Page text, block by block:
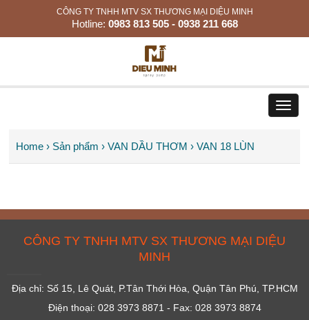
CÔNG TY TNHH MTV SX THƯƠNG MẠI DIỆU MINH
Hotline: 0983 813 505 - 0938 211 668
Home › Sản phẩm › VAN DẦU THƠM › VAN 18 LÙN
CÔNG TY TNHH MTV SX THƯƠNG MẠI DIỆU
MINH
Địa chỉ: Số 15, Lê Quát, P.Tân Thới Hòa, Quận Tân Phú, TP.HCM
Điện thoại: 028 3973 8871 - Fax: 028 3973 8874